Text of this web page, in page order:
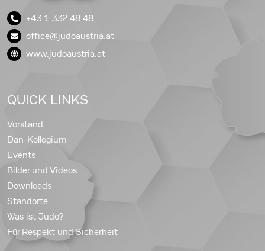
+43 1 332 48 48
office@judoaustria.at
www.judoaustria.at
QUICK LINKS
Vorstand
Dan-Kollegium
Events
Bilder und Videos
Downloads
Standorte
Was ist Judo?
Für Respekt und Sicherheit